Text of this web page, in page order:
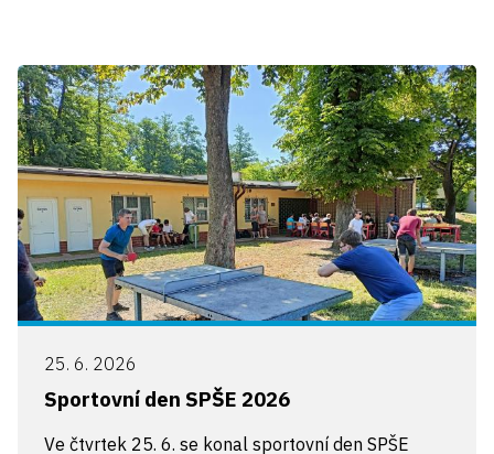
25. 6. 2026
Sportovní den SPŠE 2026
Ve čtvrtek 25. 6. se konal sportovní den SPŠE